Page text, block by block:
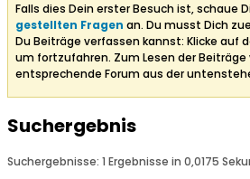
Falls dies Dein erster Besuch ist, schaue
gestellten Fragen an. Du musst Dich
Du Beiträge verfassen kannst: Klicke auf
um fortzufahren. Zum Lesen der Beiträge
entsprechende Forum aus der
Suchergebnis
Suchergebnisse: 1 Ergebnisse in 0,0175